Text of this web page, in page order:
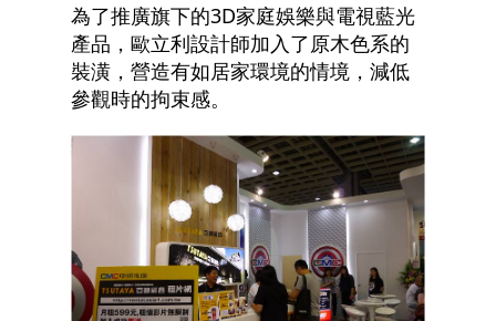
為了推廣旗下的3D家庭娛樂與電視藍光
產品，歐立利設計師加入了原木色系的
裝潢，營造有如居家環境的情境，減低
參觀時的拘束感。